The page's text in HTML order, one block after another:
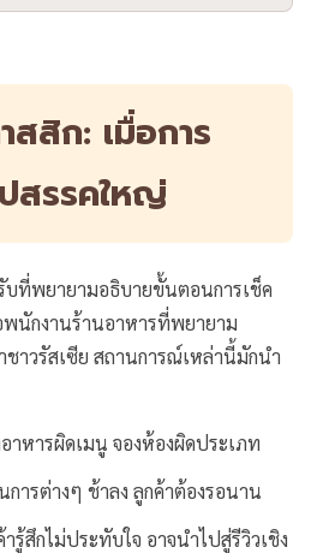
สิก: เมื่อการ
สรรคใหญ่
ที่พยายามอธิบายขั้นตอนการเช็ค
นักงานร้านอาหารที่พยายาม
าวรัสเซีย สถานการณ์เหล่านี้มักนำ
าหารผิดเมนู จองห้องผิดประเภท
การต่างๆ ช้าลง ลูกค้าต้องรอนาน
ารู้สึกไม่ประทับใจ อาจนำไปสู่รีวิวเชิง